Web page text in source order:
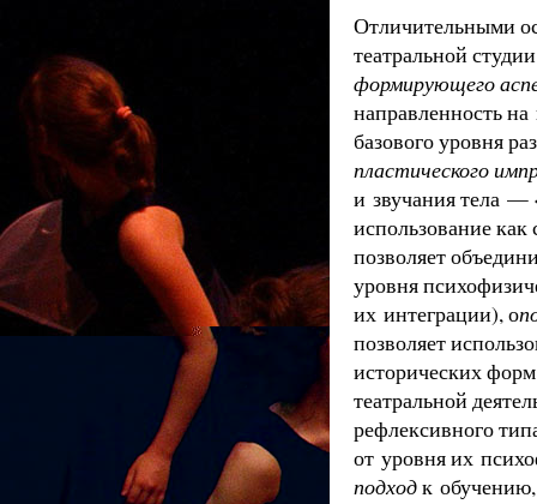
Отличительными
театральной
формирующего
направленность
базового уровня
пластического
и звучания тела —
использование как
позволяет
уровня
их интеграции), о
позволяет
исторических
театральной
рефлексивного
от уровня их
подходк